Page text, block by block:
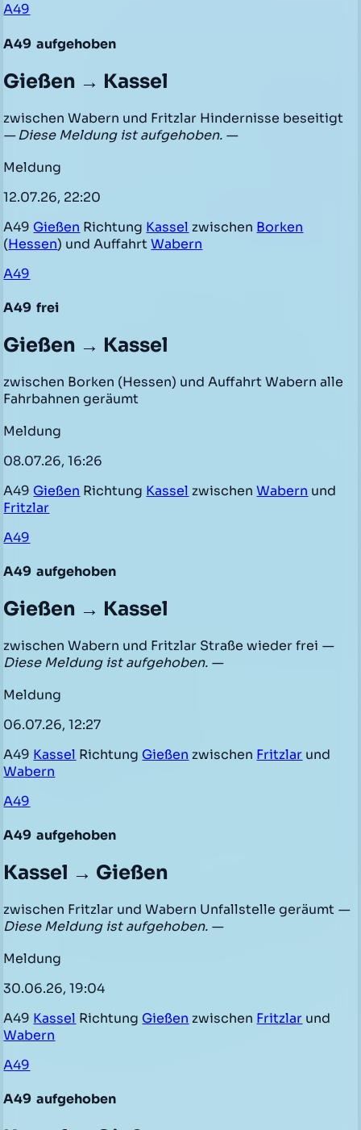
A49
A49 aufgehoben
Gießen → Kassel
zwischen Wabern und Fritzlar Hindernisse beseitigt
— Diese Meldung ist aufgehoben. —
Meldung
12.07.26, 22:20
A49 Gießen Richtung Kassel zwischen Borken
(Hessen) und AuffahrtWabern
A49
A49 frei
Gießen → Kassel
zwischen Borken (Hessen) und Auffahrt Wabern alle
Fahrbahnen geräumt
Meldung
08.07.26, 16:26
A49 Gießen Richtung Kassel zwischenWabern und
Fritzlar
A49
A49 aufgehoben
Gießen → Kassel
zwischen Wabern und Fritzlar Straße wieder frei —
Diese Meldung ist aufgehoben. —
Meldung
06.07.26, 12:27
A49 Kassel Richtung Gießen zwischen Fritzlar und
Wabern
A49
A49 aufgehoben
Kassel → Gießen
zwischen Fritzlar und Wabern Unfallstelle geräumt —
Diese Meldung ist aufgehoben. —
Meldung
30.06.26, 19:04
A49 Kassel Richtung Gießen zwischen Fritzlar und
Wabern
A49
A49 aufgehoben